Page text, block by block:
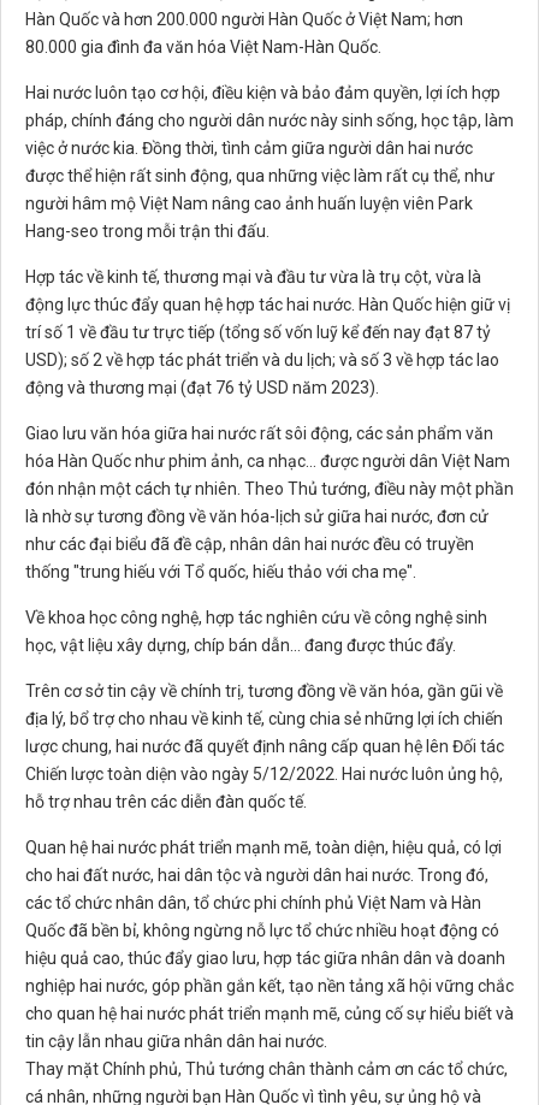
Hàn Quốc và hơn 200.000 người Hàn Quốc ở Việt Nam; hơn
80.000 gia đình đa văn hóa Việt Nam-Hàn Quốc.
Hai nước luôn tạo cơ hội, điều kiện và bảo đảm quyền, lợi ích hợp
pháp, chính đáng cho người dân nước này sinh sống, học tập, làm
việc ở nước kia. Đồng thời, tình cảm giữa người dân hai nước
được thể hiện rất sinh động, qua những việc làm rất cụ thể, như
người hâm mộ Việt Nam nâng cao ảnh huấn luyện viên Park
Hang-seo trong mỗi trận thi đấu.
Hợp tác về kinh tế, thương mại và đầu tư vừa là trụ cột, vừa là
động lực thúc đẩy quan hệ hợp tác hai nước. Hàn Quốc hiện giữ vị
trí số 1 về đầu tư trực tiếp (tổng số vốn luỹ kể đến nay đạt 87 tỷ
USD); số 2 về hợp tác phát triển và du lịch; và số 3 về hợp tác lao
động và thương mại (đạt 76 tỷ USD năm 2023).
Giao lưu văn hóa giữa hai nước rất sôi động, các sản phẩm văn
hóa Hàn Quốc như phim ảnh, ca nhạc… được người dân Việt Nam
đón nhận một cách tự nhiên. Theo Thủ tướng, điều này một phần
là nhờ sự tương đồng về văn hóa-lịch sử giữa hai nước, đơn cử
như các đại biểu đã đề cập, nhân dân hai nước đều có truyền
thống "trung hiếu với Tổ quốc, hiếu thảo với cha mẹ".
Về khoa học công nghệ, hợp tác nghiên cứu về công nghệ sinh
học, vật liệu xây dựng, chíp bán dẫn… đang được thúc đẩy.
Trên cơ sở tin cậy về chính trị, tương đồng về văn hóa, gần gũi về
địa lý, bổ trợ cho nhau về kinh tế, cùng chia sẻ những lợi ích chiến
lược chung, hai nước đã quyết định nâng cấp quan hệ lên Đối tác
Chiến lược toàn diện vào ngày 5/12/2022. Hai nước luôn ủng hộ,
hỗ trợ nhau trên các diễn đàn quốc tế.
Quan hệ hai nước phát triển mạnh mẽ, toàn diện, hiệu quả, có lợi
cho hai đất nước, hai dân tộc và người dân hai nước. Trong đó,
các tổ chức nhân dân, tổ chức phi chính phủ Việt Nam và Hàn
Quốc đã bền bỉ, không ngừng nỗ lực tổ chức nhiều hoạt động có
hiệu quả cao, thúc đẩy giao lưu, hợp tác giữa nhân dân và doanh
nghiệp hai nước, góp phần gắn kết, tạo nền tảng xã hội vững chắc
cho quan hệ hai nước phát triển mạnh mẽ, củng cố sự hiểu biết và
tin cậy lẫn nhau giữa nhân dân hai nước.
Thay mặt Chính phủ, Thủ tướng chân thành cảm ơn các tổ chức,
cá nhân, những người bạn Hàn Quốc vì tình yêu, sự ủng hộ và